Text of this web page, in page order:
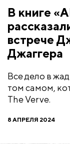
В книге
встрече
Джаггера
Все дело в
том самом,
The Verve.
8 АПРЕЛЯ 2024